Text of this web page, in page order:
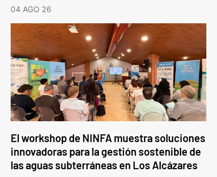
04 AGO 26
El workshop de NINFA muestra soluciones
innovadoras para la gestión sostenible de
las aguas subterráneas en Los Alcázares